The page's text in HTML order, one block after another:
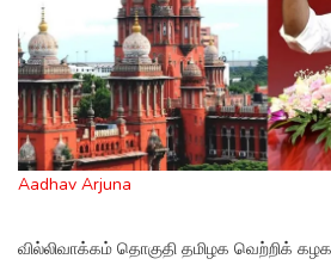
Aadhav Arjuna
வில்லிவாக்கம் தொகுதி தமிழக வெற்றிக்